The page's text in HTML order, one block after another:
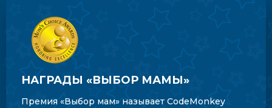
НАГРАДЫ «ВЫБОР МАМЫ»
Премия «Выбор мам» называет CodeMonkey